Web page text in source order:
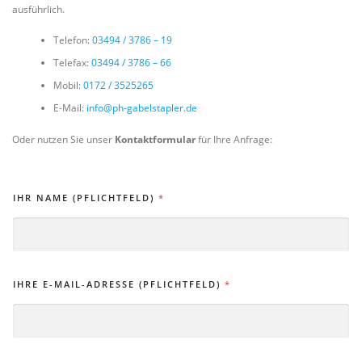
ausführlich.
Telefon:03494 / 3786 – 19
Telefax:03494 / 3786 – 66
Mobil:0172 / 3525265
E-Mail: info@ph-gabelstapler.de
Oder nutzen Sie unser Kontaktformularfür Ihre Anfrage:
IHR NAME (PFLICHTFELD) *
IHRE E-MAIL-ADRESSE (PFLICHTFELD) *